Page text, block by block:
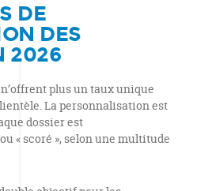
DE
DES
2026
plus un taux unique
La personnalisation est
dossier est
« scoré », selon une multitude